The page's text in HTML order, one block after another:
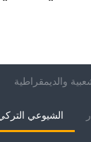
والديمقراطية
الشيوعي